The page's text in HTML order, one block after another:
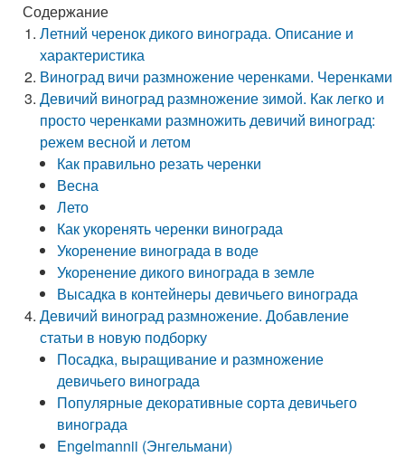
Содержание
Летний черенок дикого винограда. Описание и
характеристика
Виноград вичи размножение черенками. Черенками
Девичий виноград размножение зимой. Как легко и
просто черенками размножить девичий виноград:
режем весной и летом
Как правильно резать черенки
Весна
Лето
Как укоренять черенки винограда
Укоренение винограда в воде
Укоренение дикого винограда в земле
Высадка в контейнеры девичьего винограда
Девичий виноград размножение. Добавление
статьи в новую подборку
Посадка, выращивание и размножение
девичьего винограда
Популярные декоративные сорта девичьего
винограда
Engelmannii (Энгельмани)